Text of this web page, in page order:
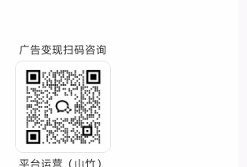
广告变现扫码咨询